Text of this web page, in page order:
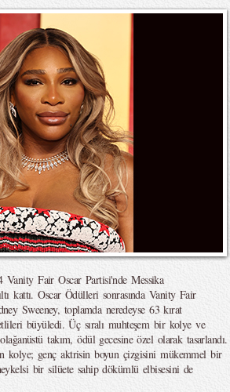
Fair Oscar Partisi'nde Messika
kattı. Oscar Ödülleri sonrasında Vanity Fair
Sweeney, toplamda neredeyse 63 kırat
büyüledi. Üç sıralı muhteşem bir kolye ve
takım, ödül gecesine özel olarak tasarlandı.
kolye; genç aktrisin boyun çizgisini mükemmel bir
bir silüete sahip dökümlü elbisesini de